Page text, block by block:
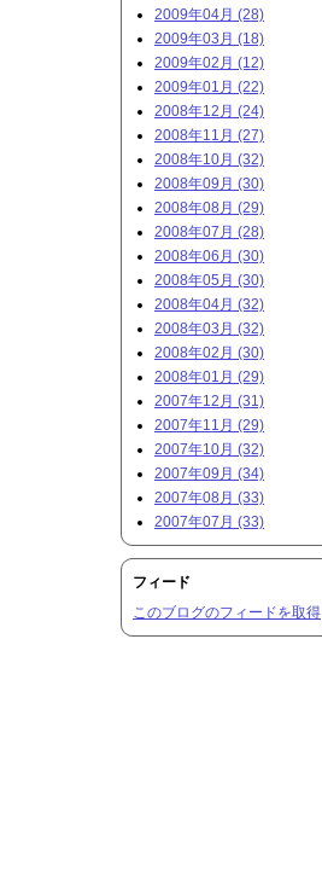
2009年04月 (28)
2009年03月 (18)
2009年02月 (12)
2009年01月 (22)
2008年12月 (24)
2008年11月 (27)
2008年10月 (32)
2008年09月 (30)
2008年08月 (29)
2008年07月 (28)
2008年06月 (30)
2008年05月 (30)
2008年04月 (32)
2008年03月 (32)
2008年02月 (30)
2008年01月 (29)
2007年12月 (31)
2007年11月 (29)
2007年10月 (32)
2007年09月 (34)
2007年08月 (33)
2007年07月 (33)
フィード
このブログのフィードを取得